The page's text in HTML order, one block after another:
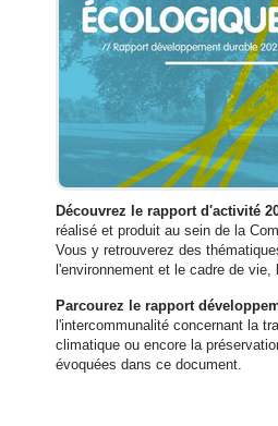
Découvrez le rapport d'activité
réalisé et produit au sein de la
Vous y retrouverez des
l'environnement et le cadre de
Parcourez le rapport
l'intercommunalité concernant la
climatique ou encore la
évoquées dans ce document.